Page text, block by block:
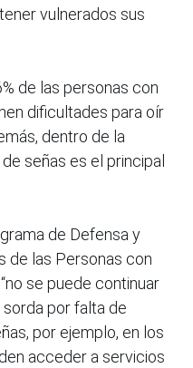
vulnerados sus
de las personas con
dificultades para oír
dentro de la
señas es el principal
de Defensa y
de las Personas con
se puede continuar
por falta de
por ejemplo, en los
acceder a servicios